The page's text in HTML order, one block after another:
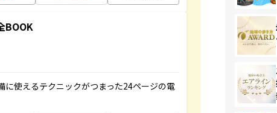
BOOK
使えるテクニックがつまった24ページの電